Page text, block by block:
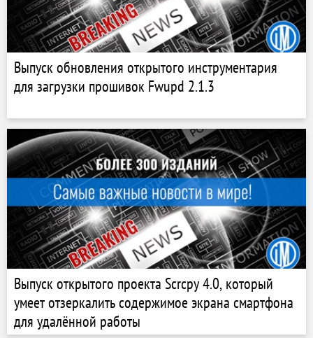
Выпуск обновления открытого инструментария
для загрузки прошивок Fwupd 2.1.3
Выпуск открытого проекта Scrcpy 4.0, который
умеет отзеркалить содержимое экрана смартфона
для удалённой работы